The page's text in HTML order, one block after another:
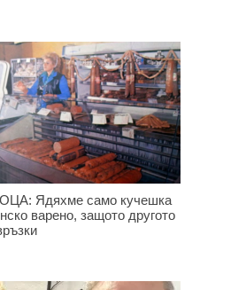
Ядяхме само кучешка
варено, защото другото